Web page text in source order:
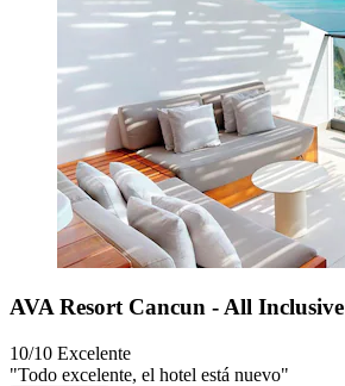
AVA Resort Cancun - All Inclusive
10/10 Excelente
"Todo excelente, el hotel está nuevo"